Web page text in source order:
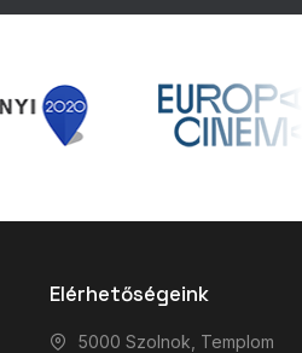
Elérhetőségeink
5000 Szolnok, Templom